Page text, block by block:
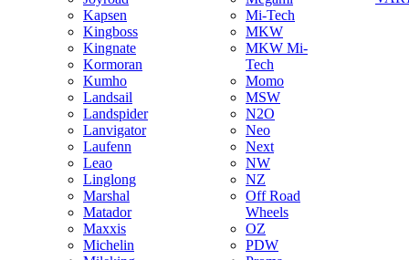
Kapsen
Kingboss
Kingnate
Kormoran
Kumho
Landsail
Landspider
Lanvigator
Laufenn
Leao
Linglong
Marshal
Matador
Maxxis
Michelin
Mi-Tech
MKW
MKW Mi-
Tech
Momo
MSW
N2O
Neo
Next
NW
NZ
Off Road
Wheels
OZ
PDW